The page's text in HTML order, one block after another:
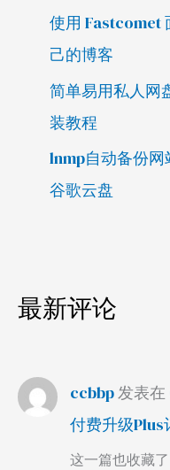
使用 Fastcomet
己的博客
简单易用私人网
装教程
lnmp自动备份
谷歌云盘
最新评论
ccbbp发表在
付费升级Plus
这一篇也收藏